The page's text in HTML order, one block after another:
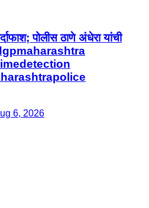
पोलीस ठाणे अंधेरा यांची
6, 2026